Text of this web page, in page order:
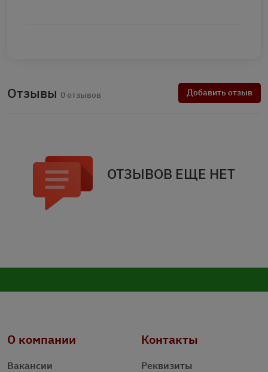
Отзывы 0 отзывов Добавить отзыв
ОТЗЫВОВ ЕЩЕ НЕТ
О компании
Вакансии
Контакты
Реквизиты